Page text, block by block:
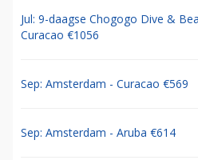
Jul: 9-daagse Chogogo Dive &
Curacao €1056
Sep: Amsterdam - Curacao €569
Sep: Amsterdam - Aruba €614